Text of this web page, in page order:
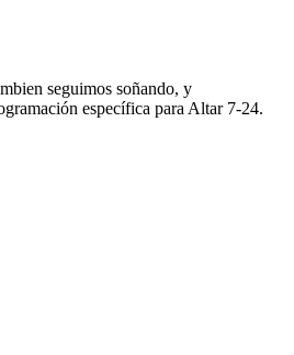
seguimos soñando, y
específica para Altar 7-24.